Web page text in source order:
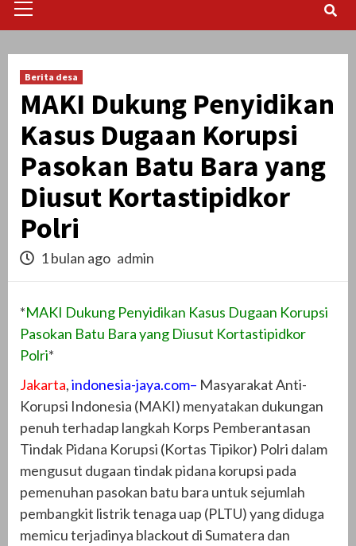
Menu
Berita desa
MAKI Dukung Penyidikan
Kasus Dugaan Korupsi
Pasokan Batu Bara yang
Diusut Kortastipidkor
Polri
1 bulan ago admin
*MAKI Dukung Penyidikan Kasus Dugaan Korupsi
Pasokan Batu Bara yang Diusut Kortastipidkor
Polri*
Jakarta,indonesia-jaya.com– Masyarakat Anti-
Korupsi Indonesia (MAKI) menyatakan dukungan
penuh terhadap langkah Korps Pemberantasan
Tindak Pidana Korupsi (Kortas Tipikor) Polri dalam
mengusut dugaan tindak pidana korupsi pada
pemenuhan pasokan batu bara untuk sejumlah
pembangkit listrik tenaga uap (PLTU) yang diduga
memicu terjadinya blackout di Sumatera dan